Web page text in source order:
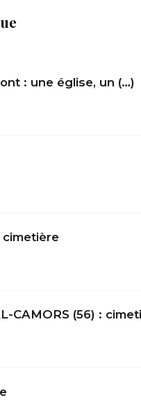
: une église, un (…)
cimetière
CAMORS (56) :